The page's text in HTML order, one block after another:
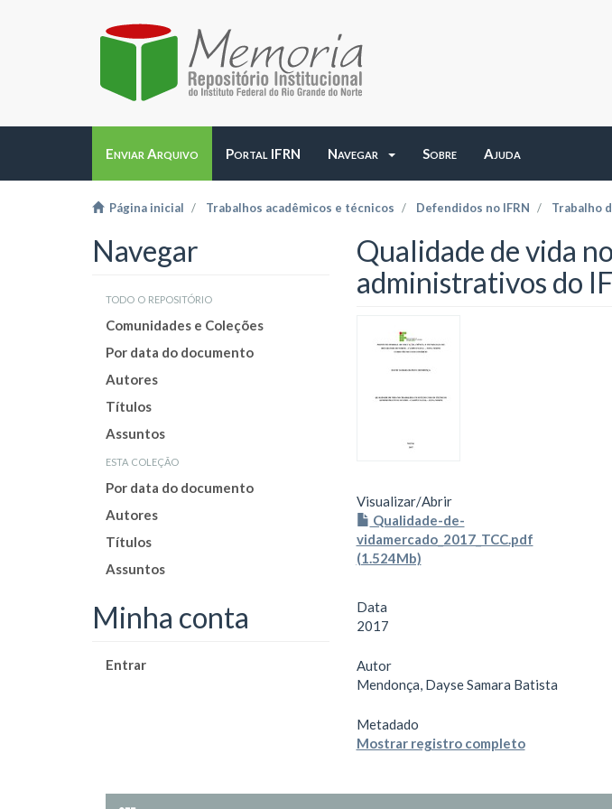
Enviar Arquivo Portal IFRN Navegar Sobre Ajuda
Página inicial Trabalhos acadêmicos e técnicos Defendidos no IFRN Trabalho
Navegar
todo o repositório
Comunidades e Coleções
Por data do documento
Autores
Títulos
Assuntos
esta coleção
Por data do documento
Autores
Títulos
Assuntos
Minha conta
Entrar
Qualidade de vida
administrativos do
Visualizar/Abrir
Qualidade-de-
vidamercado_2017_TCC.pdf
(1.524Mb)
Data
2017
Autor
Mendonça, Dayse Samara Batista
Metadado
Mostrar registro completo